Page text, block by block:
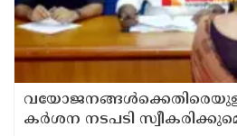
കർശന നടപടി